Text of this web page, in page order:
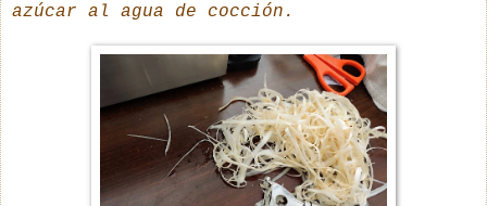
azúcar al agua de cocción.